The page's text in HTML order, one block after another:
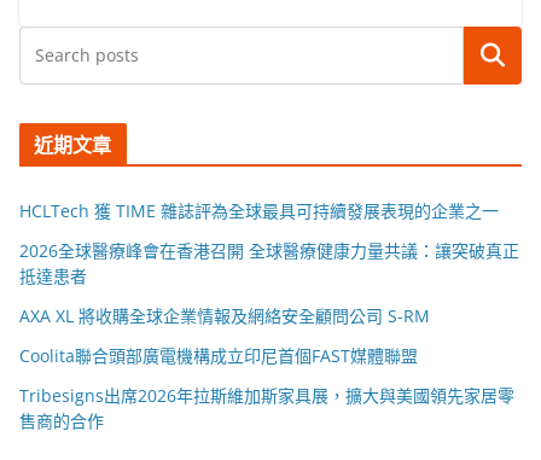
搜尋
近期文章
HCLTech 獲 TIME 雜誌評為全球最具可持續發展表現的企業之一
2026全球醫療峰會在香港召開 全球醫療健康力量共議：讓突破真正
抵達患者
AXA XL 將收購全球企業情報及網絡安全顧問公司 S-RM
Coolita聯合頭部廣電機構成立印尼首個FAST媒體聯盟
Tribesigns出席2026年拉斯維加斯家具展，擴大與美國領先家居零
售商的合作